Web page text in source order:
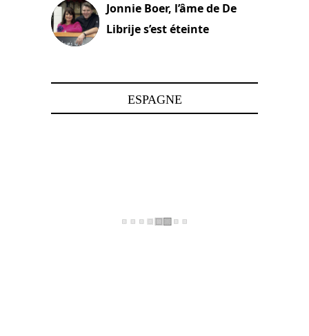
Jonnie Boer, l’âme de De
Librije s’est éteinte
ESPAGNE